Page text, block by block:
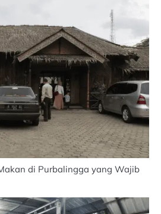
di Purbalingga yang Wajib